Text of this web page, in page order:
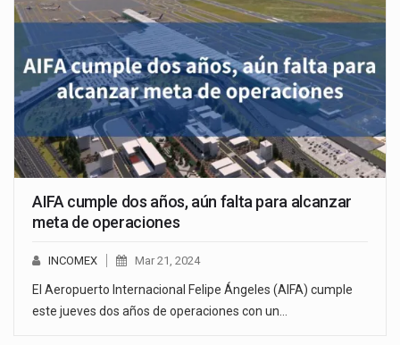
AIFA cumple dos años, aún falta para alcanzar
meta de operaciones
INCOMEX Mar 21, 2024
El Aeropuerto Internacional Felipe Ángeles (AIFA) cumple
este jueves dos años de operaciones con un…